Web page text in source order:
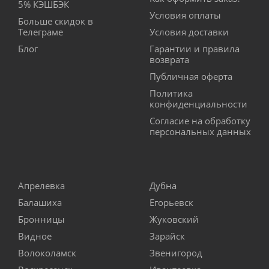
5% КЭШБЭК
Больше скидок в
Телеграме
Блог
Условия оплаты
Условия доставки
Гарантии и правила
возврата
Публичная оферта
Политика
конфиденциальности
Согласие на обработку
персональных данных
Апрелевка
Балашиха
Бронницы
Видное
Волоколамск
Дубна
Егорьевск
Жуковский
Зарайск
Звенигород